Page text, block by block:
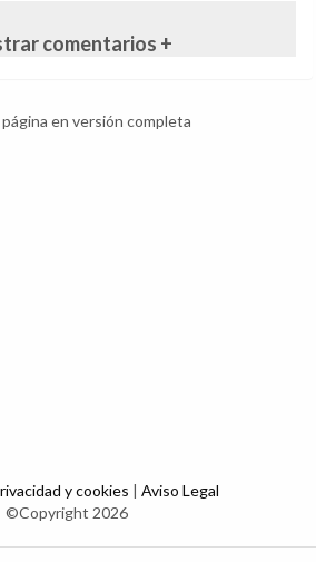
comentarios +
en versión completa
y cookies | Aviso Legal
©Copyright 2026